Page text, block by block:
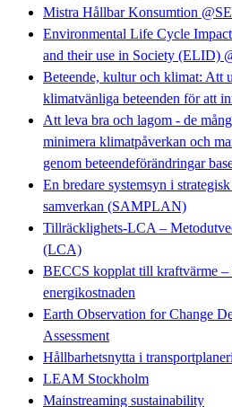
Mistra Hållbar Konsumtion
Environmental Life Cycle
and their use in Society (ELID)
Beteende, kultur och klimat: Att
klimatvänliga beteenden för att
Att leva bra och lagom - de
minimera klimatpåverkan och
genom beteendeförändringar
En bredare systemsyn i
samverkan (SAMPLAN)
Tillräcklighets-LCA –
(LCA)
BECCS kopplat till kraftvärme –
energikostnaden
Earth Observation for Change
Assessment
Hållbarhetsnytta i
LEAM Stockholm
Mainstreaming sustainability